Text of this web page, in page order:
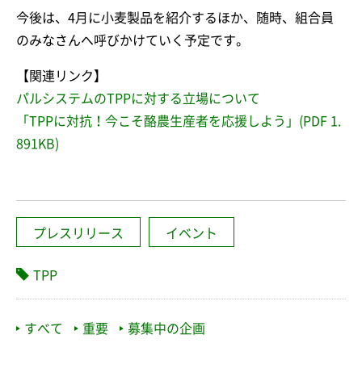
今後は、4月に小麦製品を紹介するほか、随時、組合員
のみなさんへ呼びかけていく予定です。
【関連リンク】
パルシステムのTPPに対する立場について
「TPPに対抗！今こそ酪農生産者を応援しよう」(PDF 1.
891KB)
プレスリリース イベント
TPP
すべて 重要 募集中の企画